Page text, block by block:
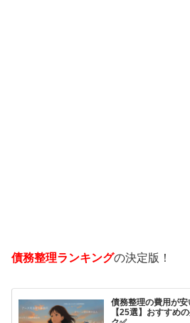
債務整理ランキングの決定版！
債務整理の費用が
【25選】おすすめ